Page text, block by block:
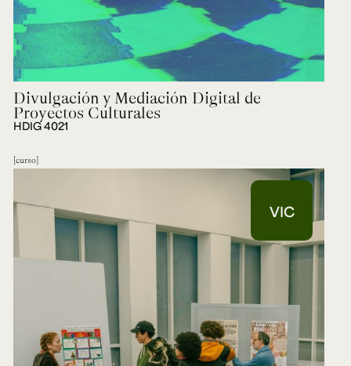
Divulgación y Mediación Digital de
Proyectos Culturales
HDIG 4021
curso
VIC